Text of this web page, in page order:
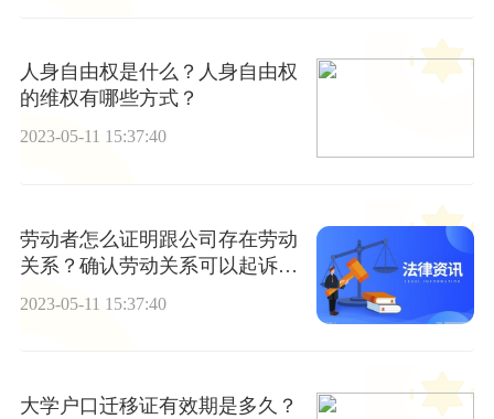
人身自由权是什么？人身自由权
的维权有哪些方式？
2023-05-11 15:37:40
劳动者怎么证明跟公司存在劳动
关系？确认劳动关系可以起诉
2023-05-11 15:37:40
大学户口迁移证有效期是多久？